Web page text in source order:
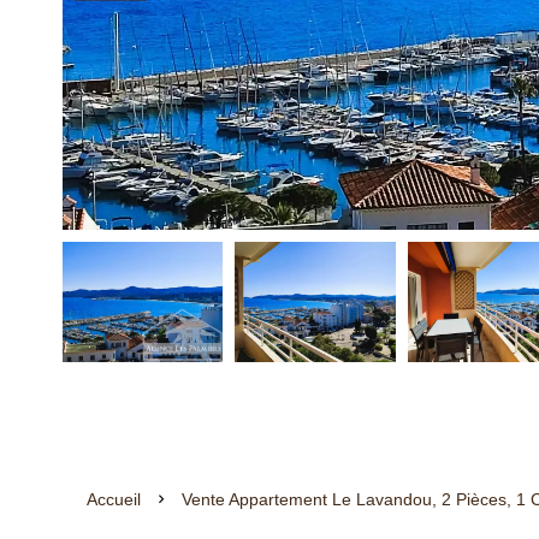
Accueil Vente Appartement Le Lavandou, 2 Pièces, 1